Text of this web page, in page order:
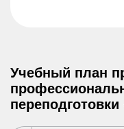
Учебный план